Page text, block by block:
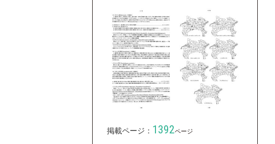
掲載ページ： 1392ページ